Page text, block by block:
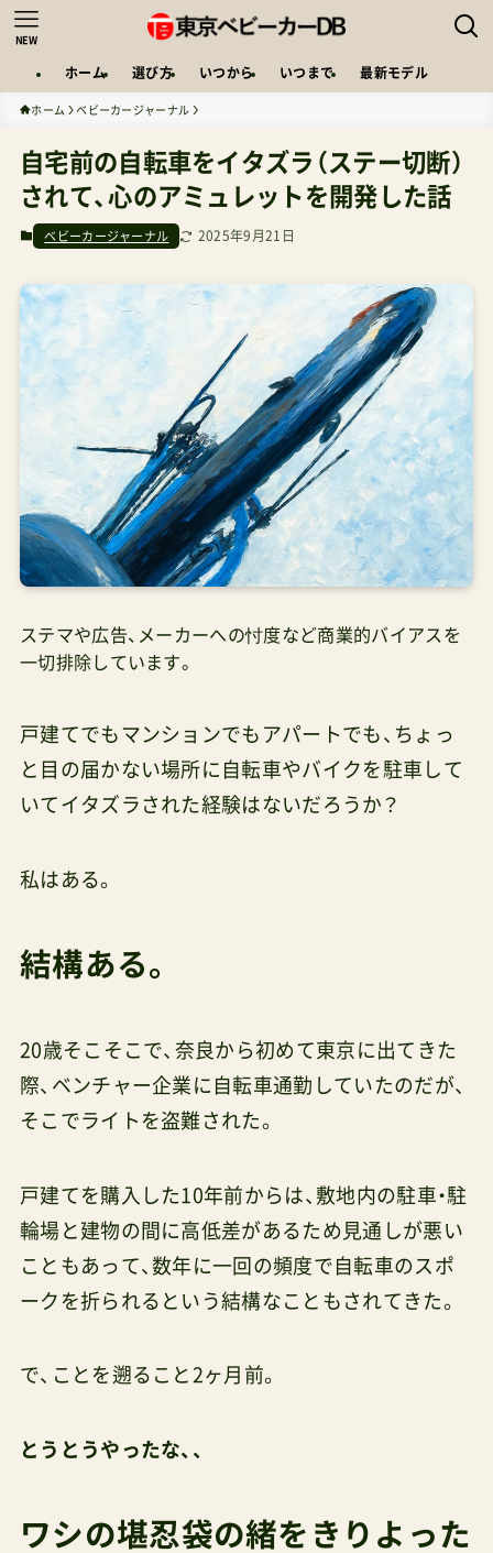
NEW
ホーム 選び方 いつから いつまで 最新モデル
ホーム ベビーカージャーナル
自宅前の自転車をイタズラ（ステー切断）
されて、心のアミュレットを開発した話
ベビーカージャーナル 2025年9月21日
ステマや広告、メーカーへの忖度など商業的バイアスを
一切排除しています。
戸建てでもマンションでもアパートでも、ちょっ
と目の届かない場所に自転車やバイクを駐車して
いてイタズラされた経験はないだろうか？
私はある。
結構ある。
20歳そこそこで、奈良から初めて東京に出てきた
際、ベンチャー企業に自転車通勤していたのだが、
そこでライトを盗難された。
戸建てを購入した10年前からは、敷地内の駐車・駐
輪場と建物の間に高低差があるため見通しが悪い
こともあって、数年に一回の頻度で自転車のスポ
ークを折られるという結構なこともされてきた。
で、ことを遡ること2ヶ月前。
とうとうやったな、、
ワシの堪忍袋の緒をきりよった